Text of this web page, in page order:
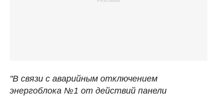
"В связи с аварийным отключением
энергоблока №1 от действий панели